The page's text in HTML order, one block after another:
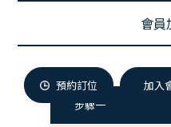
預約訂位 加入
會員
步驟一